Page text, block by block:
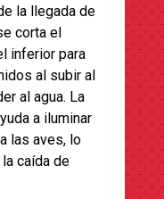
la llegada de
corta el
inferior para
al subir al
al agua. La
a iluminar
las aves, lo
caída de